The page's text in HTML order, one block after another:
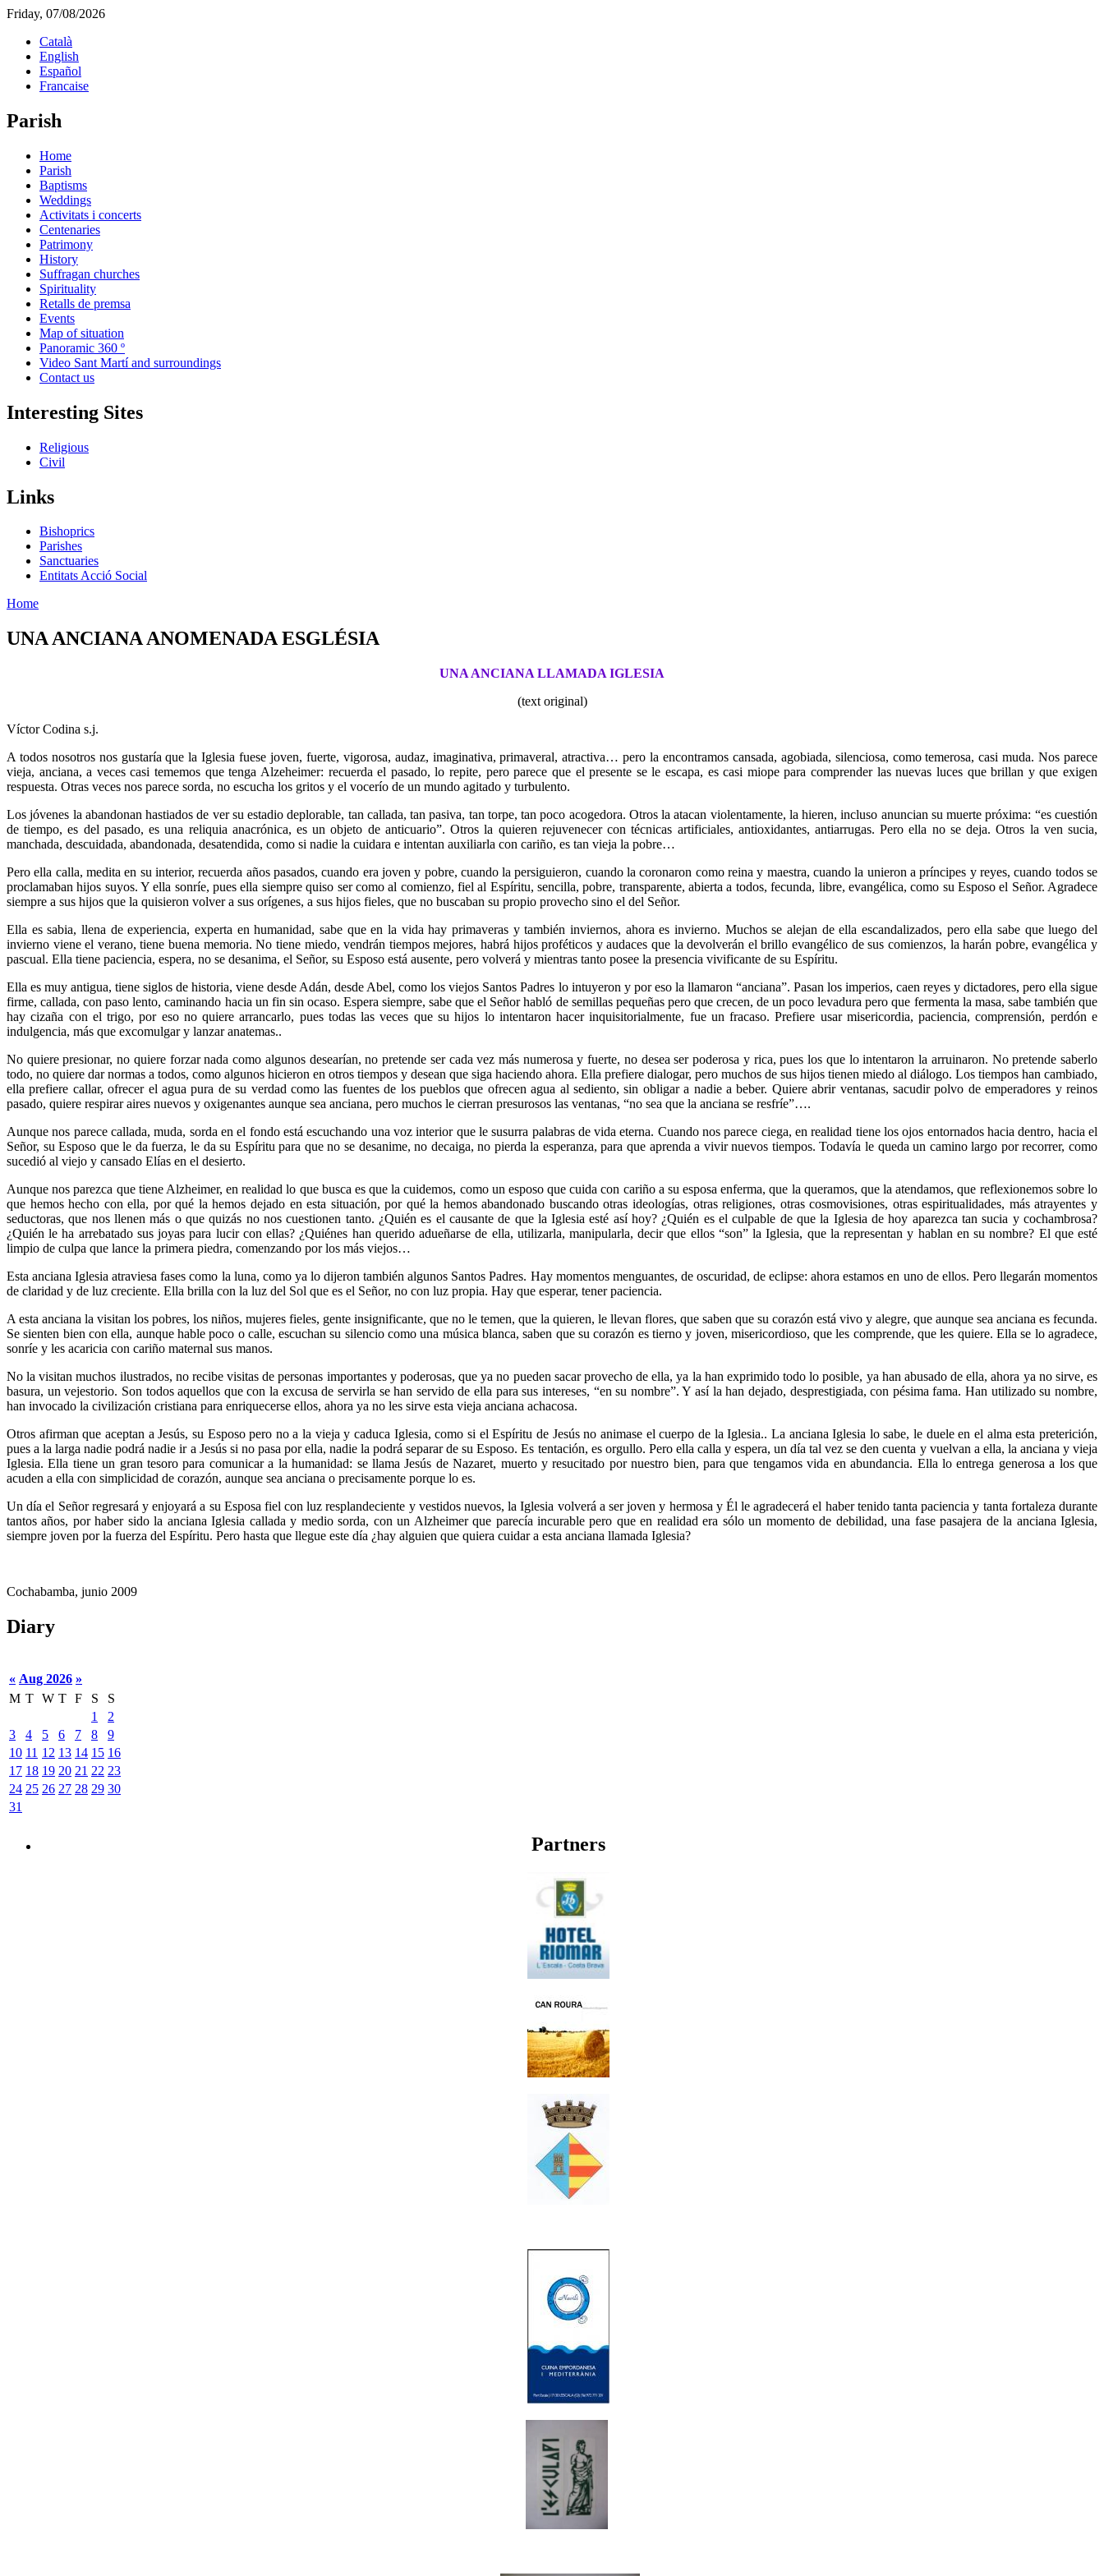
Friday, 07/08/2026
Català
English
Español
Francaise
Parish
Home
Parish
Baptisms
Weddings
Activitats i concerts
Centenaries
Patrimony
History
Suffragan churches
Spirituality
Retalls de premsa
Events
Map of situation
Panoramic 360 º
Video Sant Martí and surroundings
Contact us
Interesting Sites
Religious
Civil
Links
Bishoprics
Parishes
Sanctuaries
Entitats Acció Social
Home
UNA ANCIANA ANOMENADA ESGLÉSIA
UNA ANCIANA LLAMADA IGLESIA
(text original)
Víctor Codina s.j.
A todos nosotros nos gustaría que la Iglesia fuese joven, fuerte, vigorosa, audaz, imaginativa, primaveral, atractiva… pero la encontramos cansada, agobiada, silenciosa, como temerosa, casi muda. Nos parece
vieja, anciana, a veces casi tememos que tenga Alzeheimer: recuerda el pasado, lo repite, pero parece que el presente se le escapa, es casi miope para comprender las nuevas luces que brillan y que exigen
respuesta. Otras veces nos parece sorda, no escucha los gritos y el vocerío de un mundo agitado y turbulento.
Los jóvenes la abandonan hastiados de ver su estadio deplorable, tan callada, tan pasiva, tan torpe, tan poco acogedora. Otros la atacan violentamente, la hieren, incluso anuncian su muerte próxima: “es cuestión
de tiempo, es del pasado, es una reliquia anacrónica, es un objeto de anticuario”. Otros la quieren rejuvenecer con técnicas artificiales, antioxidantes, antiarrugas. Pero ella no se deja. Otros la ven sucia,
manchada, descuidada, abandonada, desatendida, como si nadie la cuidara e intentan auxiliarla con cariño, es tan vieja la pobre…
Pero ella calla, medita en su interior, recuerda años pasados, cuando era joven y pobre, cuando la persiguieron, cuando la coronaron como reina y maestra, cuando la unieron a príncipes y reyes, cuando todos se
proclamaban hijos suyos. Y ella sonríe, pues ella siempre quiso ser como al comienzo, fiel al Espíritu, sencilla, pobre, transparente, abierta a todos, fecunda, libre, evangélica, como su Esposo el Señor. Agradece
siempre a sus hijos que la quisieron volver a sus orígenes, a sus hijos fieles, que no buscaban su propio provecho sino el del Señor.
Ella es sabia, llena de experiencia, experta en humanidad, sabe que en la vida hay primaveras y también inviernos, ahora es invierno. Muchos se alejan de ella escandalizados, pero ella sabe que luego del
invierno viene el verano, tiene buena memoria. No tiene miedo, vendrán tiempos mejores, habrá hijos proféticos y audaces que la devolverán el brillo evangélico de sus comienzos, la harán pobre, evangélica y
pascual. Ella tiene paciencia, espera, no se desanima, el Señor, su Esposo está ausente, pero volverá y mientras tanto posee la presencia vivificante de su Espíritu.
Ella es muy antigua, tiene siglos de historia, viene desde Adán, desde Abel, como los viejos Santos Padres lo intuyeron y por eso la llamaron “anciana”. Pasan los imperios, caen reyes y dictadores, pero ella sigue
firme, callada, con paso lento, caminando hacia un fin sin ocaso. Espera siempre, sabe que el Señor habló de semillas pequeñas pero que crecen, de un poco levadura pero que fermenta la masa, sabe también que
hay cizaña con el trigo, por eso no quiere arrancarlo, pues todas las veces que su hijos lo intentaron hacer inquisitorialmente, fue un fracaso. Prefiere usar misericordia, paciencia, comprensión, perdón e
indulgencia, más que excomulgar y lanzar anatemas..
No quiere presionar, no quiere forzar nada como algunos desearían, no pretende ser cada vez más numerosa y fuerte, no desea ser poderosa y rica, pues los que lo intentaron la arruinaron. No pretende saberlo
todo, no quiere dar normas a todos, como algunos hicieron en otros tiempos y desean que siga haciendo ahora. Ella prefiere dialogar, pero muchos de sus hijos tienen miedo al diálogo. Los tiempos han cambiado,
ella prefiere callar, ofrecer el agua pura de su verdad como las fuentes de los pueblos que ofrecen agua al sediento, sin obligar a nadie a beber. Quiere abrir ventanas, sacudir polvo de emperadores y reinos
pasado, quiere respirar aires nuevos y oxigenantes aunque sea anciana, pero muchos le cierran presurosos las ventanas, “no sea que la anciana se resfríe”….
Aunque nos parece callada, muda, sorda en el fondo está escuchando una voz interior que le susurra palabras de vida eterna. Cuando nos parece ciega, en realidad tiene los ojos entornados hacia dentro, hacia el
Señor, su Esposo que le da fuerza, le da su Espíritu para que no se desanime, no decaiga, no pierda la esperanza, para que aprenda a vivir nuevos tiempos. Todavía le queda un camino largo por recorrer, como
sucedió al viejo y cansado Elías en el desierto.
Aunque nos parezca que tiene Alzheimer, en realidad lo que busca es que la cuidemos, como un esposo que cuida con cariño a su esposa enferma, que la queramos, que la atendamos, que reflexionemos sobre lo
que hemos hecho con ella, por qué la hemos dejado en esta situación, por qué la hemos abandonado buscando otras ideologías, otras religiones, otras cosmovisiones, otras espiritualidades, más atrayentes y
seductoras, que nos llenen más o que quizás no nos cuestionen tanto. ¿Quién es el causante de que la Iglesia esté así hoy? ¿Quién es el culpable de que la Iglesia de hoy aparezca tan sucia y cochambrosa?
¿Quién le ha arrebatado sus joyas para lucir con ellas? ¿Quiénes han querido adueñarse de ella, utilizarla, manipularla, decir que ellos “son” la Iglesia, que la representan y hablan en su nombre? El que esté
limpio de culpa que lance la primera piedra, comenzando por los más viejos…
Esta anciana Iglesia atraviesa fases como la luna, como ya lo dijeron también algunos Santos Padres. Hay momentos menguantes, de oscuridad, de eclipse: ahora estamos en uno de ellos. Pero llegarán momentos
de claridad y de luz creciente. Ella brilla con la luz del Sol que es el Señor, no con luz propia. Hay que esperar, tener paciencia.
A esta anciana la visitan los pobres, los niños, mujeres fieles, gente insignificante, que no le temen, que la quieren, le llevan flores, que saben que su corazón está vivo y alegre, que aunque sea anciana es fecunda.
Se sienten bien con ella, aunque hable poco o calle, escuchan su silencio como una música blanca, saben que su corazón es tierno y joven, misericordioso, que les comprende, que les quiere. Ella se lo agradece,
sonríe y les acaricia con cariño maternal sus manos.
No la visitan muchos ilustrados, no recibe visitas de personas importantes y poderosas, que ya no pueden sacar provecho de ella, ya la han exprimido todo lo posible, ya han abusado de ella, ahora ya no sirve, es
basura, un vejestorio. Son todos aquellos que con la excusa de servirla se han servido de ella para sus intereses, “en su nombre”. Y así la han dejado, desprestigiada, con pésima fama. Han utilizado su nombre,
han invocado la civilización cristiana para enriquecerse ellos, ahora ya no les sirve esta vieja anciana achacosa.
Otros afirman que aceptan a Jesús, su Esposo pero no a la vieja y caduca Iglesia, como si el Espíritu de Jesús no animase el cuerpo de la Iglesia.. La anciana Iglesia lo sabe, le duele en el alma esta preterición,
pues a la larga nadie podrá nadie ir a Jesús si no pasa por ella, nadie la podrá separar de su Esposo. Es tentación, es orgullo. Pero ella calla y espera, un día tal vez se den cuenta y vuelvan a ella, la anciana y vieja
Iglesia. Ella tiene un gran tesoro para comunicar a la humanidad: se llama Jesús de Nazaret, muerto y resucitado por nuestro bien, para que tengamos vida en abundancia. Ella lo entrega generosa a los que
acuden a ella con simplicidad de corazón, aunque sea anciana o precisamente porque lo es.
Un día el Señor regresará y enjoyará a su Esposa fiel con luz resplandeciente y vestidos nuevos, la Iglesia volverá a ser joven y hermosa y Él le agradecerá el haber tenido tanta paciencia y tanta fortaleza durante
tantos años, por haber sido la anciana Iglesia callada y medio sorda, con un Alzheimer que parecía incurable pero que en realidad era sólo un momento de debilidad, una fase pasajera de la anciana Iglesia,
siempre joven por la fuerza del Espíritu. Pero hasta que llegue este día ¿hay alguien que quiera cuidar a esta anciana llamada Iglesia?
Cochabamba, junio 2009
Diary
« Aug 2026 »
M T W T F S
S
1
2
3
4 5 6 7 8
9
10 11 12 13 14 15 16
17 18 19 20 21 22 23
24 25 26 27 28 29 30
31
Partners